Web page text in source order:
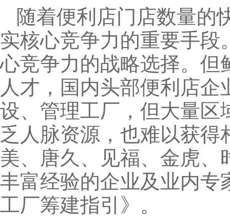
随着便利店门店数量的
实核心竞争力的重要手
心竞争力的战略选择。
人才，国内头部便利店
设、管理工厂，但大量
乏人脉资源，也难以获
美、唐久、见福、金虎
丰富经验的企业及业内
工厂筹建指引》。